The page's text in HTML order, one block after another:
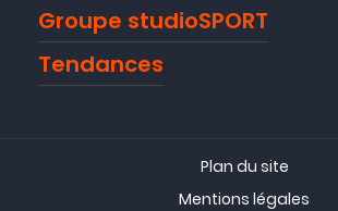
Groupe studioSPORT
Tendances
Plan du site
Mentions légales